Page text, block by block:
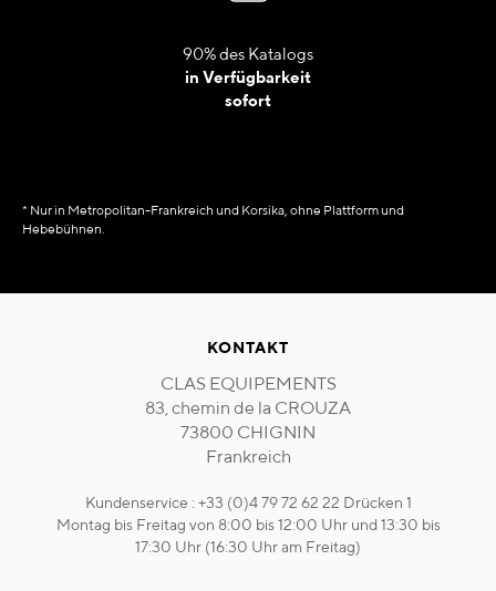
90% des Katalogs
in Verfügbarkeit
sofort
* Nur in Metropolitan-Frankreich und Korsika, ohne Plattform und
Hebebühnen.
KONTAKT
CLAS EQUIPEMENTS
83, chemin de la CROUZA
73800 CHIGNIN
Frankreich
Kundenservice : +33 (0)4 79 72 62 22 Drücken 1
Montag bis Freitag von 8:00 bis 12:00 Uhr und 13:30 bis
17:30 Uhr (16:30 Uhr am Freitag)